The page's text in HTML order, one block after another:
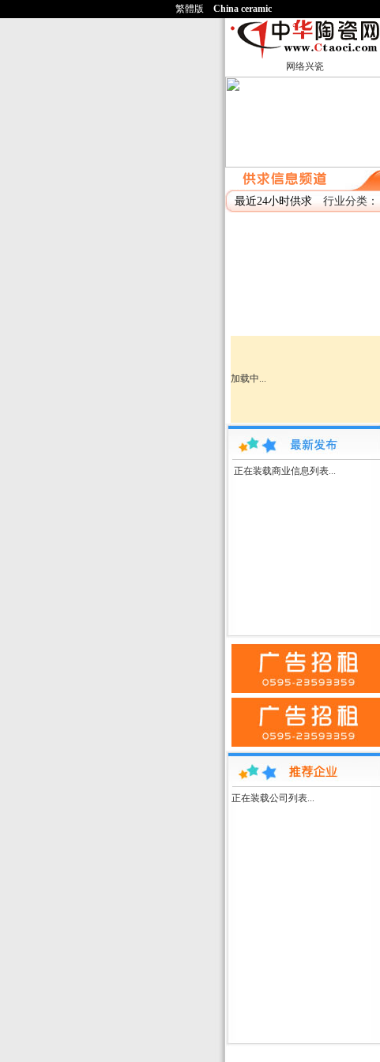
繁體版 China ceramic
网络兴瓷
最近24小时供求行业分类：
加载中...
正在装载商业信息列表...
正在装载公司列表...